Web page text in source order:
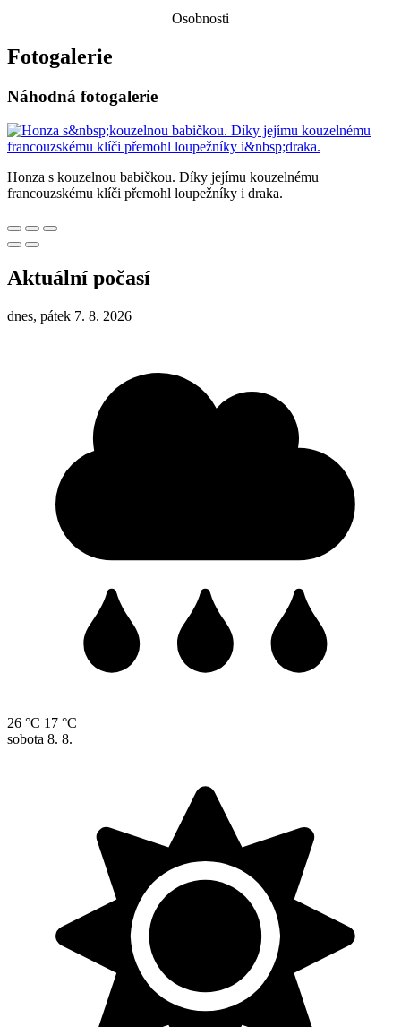
Osobnosti
Fotogalerie
Náhodná fotogalerie
Honza s kouzelnou babičkou. Díky jejímu kouzelnému
francouzskému klíči přemohl loupežníky i draka.
Aktuální počasí
dnes, pátek 7. 8. 2026
26 °C 17 °C
sobota 8. 8.